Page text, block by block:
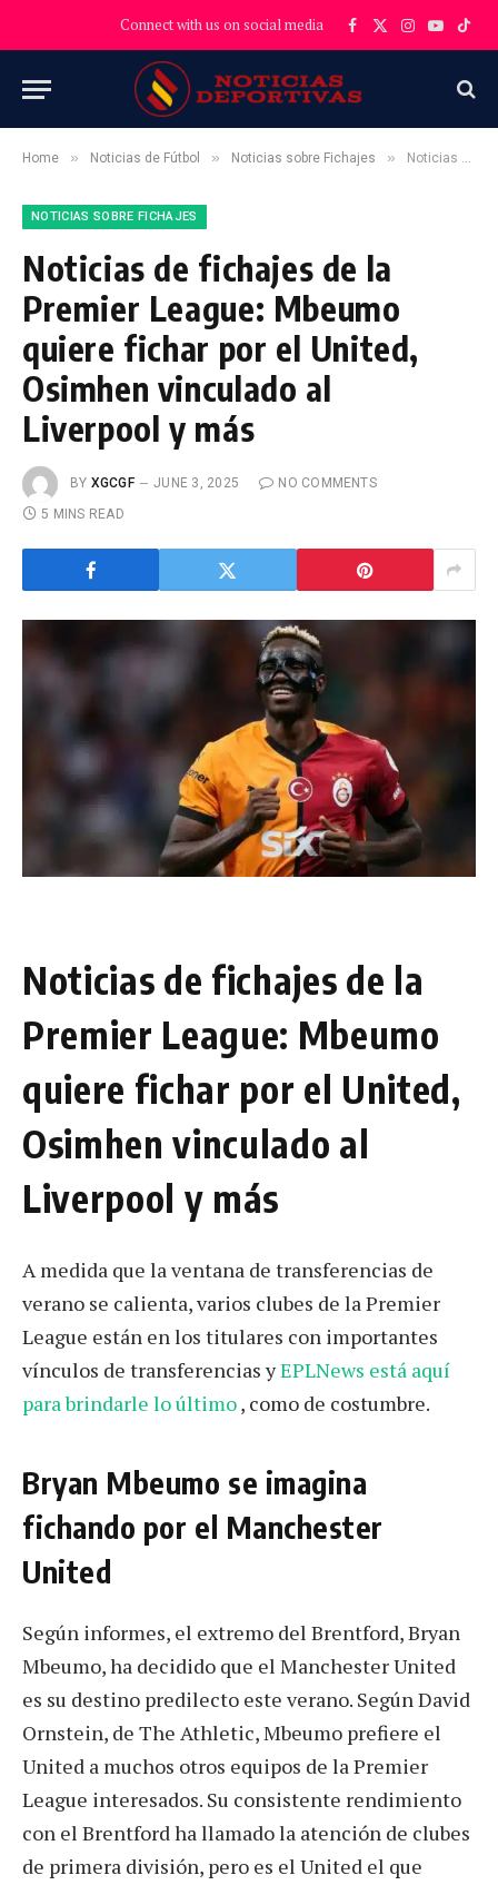
Connect with us on social media Facebook
X
Instagram
YouTube
Home » Noticias de Fútbol » Noticias sobre Fichajes » Noticias de fichajes de la Premier League: Mbeumo quiere fichar por el United, Osimhen vinculado al Liverpool y más
NOTICIAS SOBRE FICHAJES
Noticias de fichajes de la
Premier League: Mbeumo
quiere fichar por el United,
Osimhen vinculado al
Liverpool y más
BY XGCGF JUNE 3, 2025
NO COMMENTS
5 MINS READ
Noticias de fichajes de la
Premier League: Mbeumo
quiere fichar por el United,
Osimhen vinculado al
Liverpool y más
A medida que la ventana de transferencias de
verano se calienta, varios clubes de la Premier
League están en los titulares con importantes
vínculos de transferencias yEPLNews está aquí
para brindarle lo último, como de costumbre.
Bryan Mbeumo se imagina
fichando por el Manchester
United
Según informes, el extremo del Brentford, Bryan
Mbeumo, ha decidido que el Manchester United
es su destino predilecto este verano. Según David
Ornstein, de The Athletic, Mbeumo prefiere el
United a muchos otros equipos de la Premier
League interesados. Su consistente rendimiento
con el Brentford ha llamado la atención de clubes
de primera división, pero es el United el que